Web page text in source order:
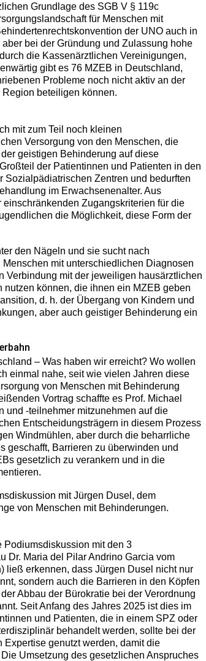
Grundlage des SGB V § 119c
für Menschen mit
der UNO auch in
bei der Gründung und Zulassung hohe
die Kassenärztlichen Vereinigungen,
gibt es 76 MZEB in Deutschland,
Probleme noch nicht aktiv an der
beteiligen können.
mit zum Teil noch kleinen
Versorgung von den Menschen, die
geistigen Behinderung auf diese
der Patientinnen und Patienten in den
Sozialpädiatrischen Zentren und bedurften
im Erwachsenenalter. Aus
Zugangskriterien für die
die Möglichkeit, diese Form der
den Nägeln und sie sucht nach
mit unterschiedlichen Diagnosen
Verbindung mit der jeweiligen hausärztlichen
können, die ihnen ein MZEB geben
d. h. der Übergang von Kindern und
aber auch geistiger Behinderung ein
– Was haben wir erreicht? Wo wollen
einmal nahe, seit wie vielen Jahren diese
von Menschen mit Behinderung
Vortrag schaffte es Prof. Michael
und -teilnehmer mitzunehmen auf die
Entscheidungsträgern in diesem Prozess
Windmühlen, aber durch die beharrliche
geschafft, Barrieren zu überwinden und
gesetzlich zu verankern und in die
mit Jürgen Dusel, dem
von Menschen mit Behinderungen.
mit den 3
Dr. Maria del Pilar Andrino Garcia vom
ließ erkennen, dass Jürgen Dusel nicht nur
sondern auch die Barrieren in den Köpfen
Abbau der Bürokratie bei der Verordnung
Seit Anfang des Jahres 2025 ist dies im
und Patienten, die in einem SPZ oder
behandelt werden, sollte bei der
genutzt werden, damit die
Umsetzung des gesetzlichen Anspruches